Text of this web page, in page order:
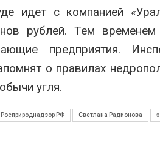
идет с компанией
рублей. Тем временем
предприятия.
о правилах
угля.
Росприроднадзор РФ Светлана Радионова